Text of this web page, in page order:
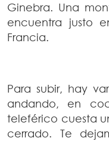
Ginebra. Una
encuentra justo
Francia.
Para subir, hay
andando, en
teleférico cuesta
cerrado. Te